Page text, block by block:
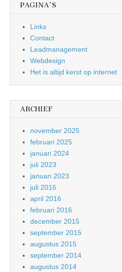
PAGINA'S
Links
Contact
Leadmanagement
Webdesign
Het is altijd kerst op internet
ARCHIEF
november 2025
februari 2025
januari 2024
juli 2023
januari 2023
juli 2016
april 2016
februari 2016
december 2015
september 2015
augustus 2015
september 2014
augustus 2014